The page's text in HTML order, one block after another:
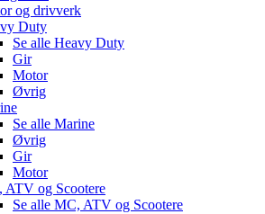
og drivverk
Duty
Se alle Heavy Duty
Gir
Motor
Øvrig
Se alle Marine
Øvrig
Gir
Motor
ATV og Scootere
Se alle MC, ATV og Scootere